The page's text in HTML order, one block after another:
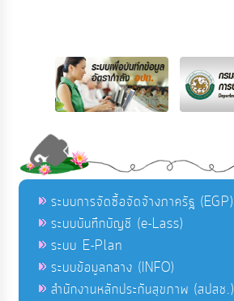
ระบบการจัดซื้อจัดจ้างภาครัฐ (EGP)
ระบบบันทึกบัญชี (e-Lass)
ระบบ E-Plan
ระบบข้อมูลกลาง (INFO)
สำนักงานหลักประกันสุขภาพ (สปสช.)